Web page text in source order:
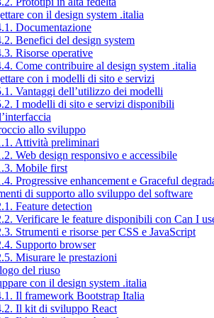
con il design system .italia
Documentazione
Benefici del design system
Risorse operative
Come contribuire al design system .italia
con i modelli di sito e servizi
Vantaggi dell’utilizzo dei modelli
I modelli di sito e servizi disponibili
allo sviluppo
Attività preliminari
Web design responsivo e accessibile
Mobile first
Progressive enhancement e Graceful
di supporto allo sviluppo del software
Feature detection
Verificare le feature disponibili con Can I
Strumenti e risorse per CSS e JavaScript
Supporto browser
Misurare le prestazioni
del riuso
con il design system .italia
Il framework Bootstrap Italia
Il kit di sviluppo React